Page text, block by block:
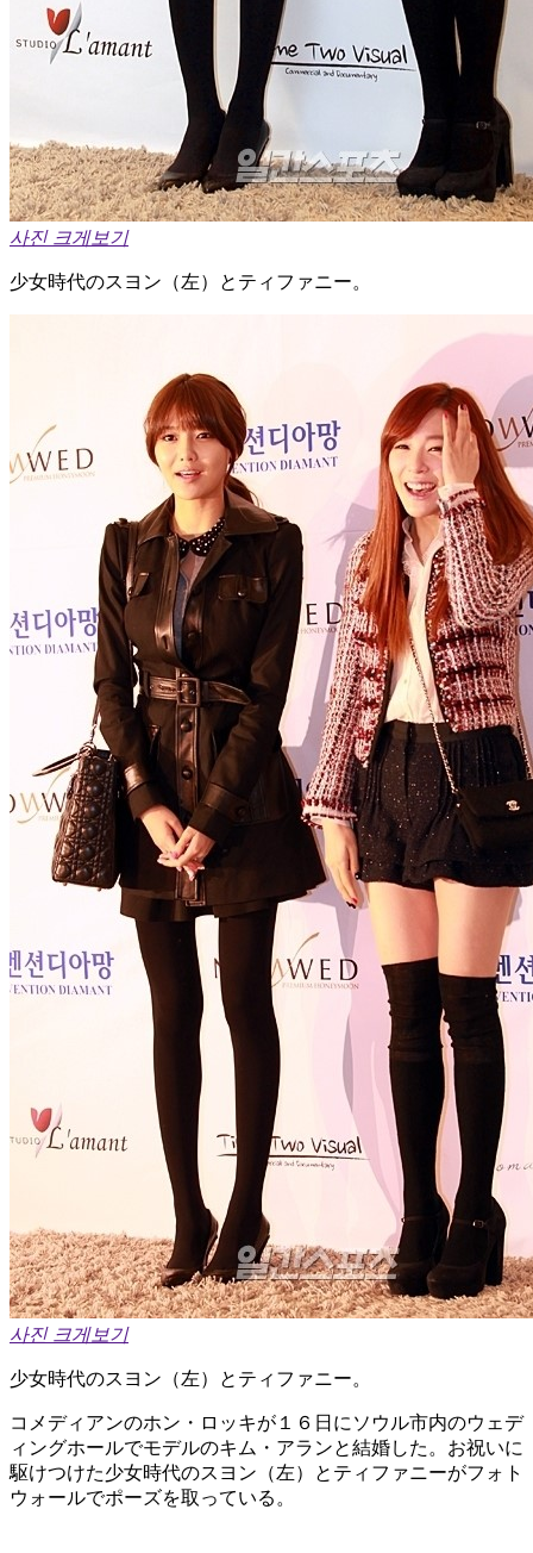
사진 크게보기
少女時代のスヨン（左）とティファニー。
사진 크게보기
少女時代のスヨン（左）とティファニー。
コメディアンのホン・ロッキが１６日にソウル市内のウェデ
ィングホールでモデルのキム・アランと結婚した。お祝いに
駆けつけた少女時代のスヨン（左）とティファニーがフォト
ウォールでポーズを取っている。